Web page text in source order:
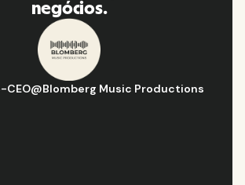
Hugo D.-
e operações de negócios@